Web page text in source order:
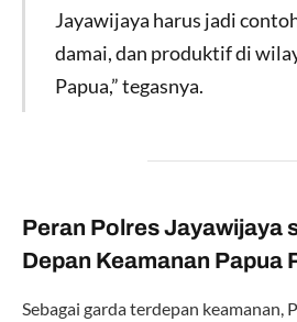
Jayawijaya harus jadi
damai, dan produktif di
Papua,” tegasnya.
Peran Polres Jayawijaya
Depan Keamanan Papua
Sebagai garda terdepan keamanan,